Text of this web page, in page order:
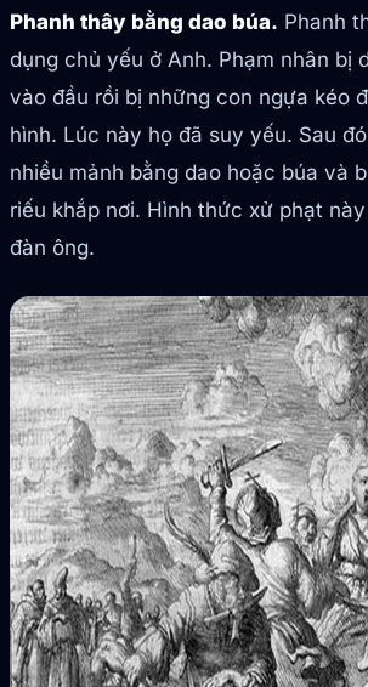
Phanh thây bằng dao búa. Phanh
dụng chủ yếu ở Anh. Phạm nhân bị
vào đầu rồi bị những con ngựa kéo
hình. Lúc này họ đã suy yếu. Sau
nhiều mảnh bằng dao hoặc búa và
riếu khắp nơi. Hình thức xử phạt
đàn ông.